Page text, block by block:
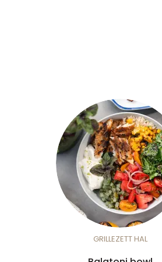
GRILLEZETT HAL